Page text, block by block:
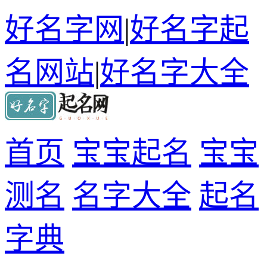
好名字网|好名字起
名网站|好名字大全
首页 宝宝起名 宝宝
测名 名字大全 起名
字典